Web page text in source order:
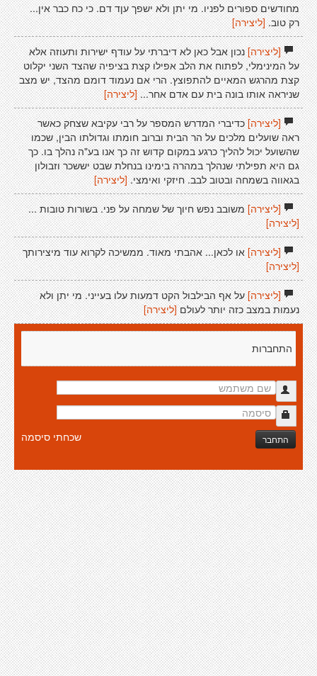
מחודשים ספורים לפניו. מי יתן ולא ישפך עןד דם. כי כח כבר אין...
רק טוב. [ליצירה]
[ליצירה]נכון אבל כאן לא דיברתי על עודף ישירות ותעוזה אלא
על המינימלי, לפתוח את הלב אפילו קצת בציפיה שהצד השני יקלוט
קצת מהרגש המאיים להתפוצץ. הרי אם נעמוד דומם מהצד, יש מצב
שניראה אותו בונה בית עם אדם אחר... [ליצירה]
[ליצירה]כדיברי המדרש המספר על רבי עקיבא שצחק כאשר
ראה שועלים מלכים על הר הבית וברוב חומתו וגדולתו הבין, שכמו
שהשועל יכול להליך כרגע במקום קדוש זה כך אנו בע"ה נהלך בו. כך
גם היא תפילתי שנהלך במהרה בימינו בנחלת שבט יששכר וזבולון
בגאווה בשמחה ובטוב לבב. חיזקי ואימצי. [ליצירה]
[ליצירה]משובב נפש חיוך של שמחה על פני. בשורות טובות ...
[ליצירה]
[ליצירה]או לכאן... אהבתי מאוד. ממשיכה לקרוא עוד מיצירותך
[ליצירה]
[ליצירה]על אף הבילבול הקט דמעות עלו בעייני. מי יתן ולא
נעמות במצב כזה יותר לעולם[ליצירה]
התחברות
התחבר שכחתי סיסמה